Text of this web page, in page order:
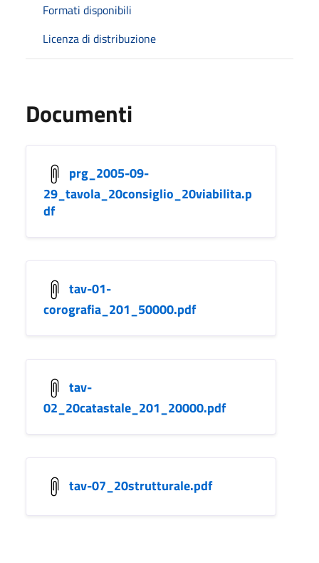
Formati disponibili
Licenza di distribuzione
Documenti
prg_2005-09-
29_tavola_20consiglio_20viabilita.p
df
tav-01-
corografia_201_50000.pdf
tav-
02_20catastale_201_20000.pdf
tav-07_20strutturale.pdf